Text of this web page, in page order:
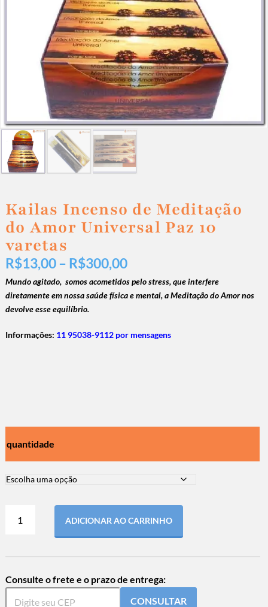
Kailas Incenso de Meditação
do Amor Universal Paz 10
varetas
R$13,00 – R$300,00
Mundo agitado, somos acometidos pelo stress, que interfere
diretamente em nossa saúde física e mental, a Meditação do Amor nos
devolve esse equilíbrio.
Informações: 11 95038-9112 por mensagens
quantidade
ADICIONAR AO CARRINHO
Consulte o frete e o prazo de entrega:
CONSULTAR